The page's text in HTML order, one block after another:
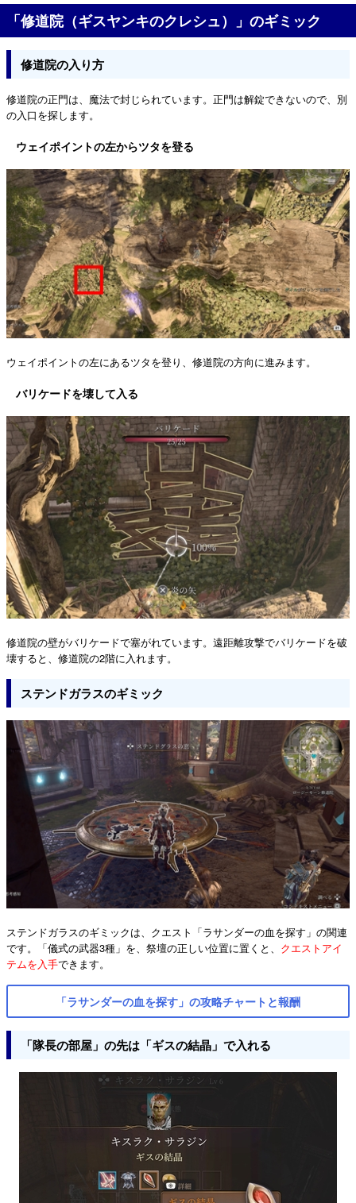
「修道院（ギスヤンキのクレシュ）」のギミック
修道院の入り方
修道院の正門は、魔法で封じられています。正門は解錠できないので、別
の入口を探します。
ウェイポイントの左からツタを登る
ウェイポイントの左にあるツタを登り、修道院の方向に進みます。
バリケードを壊して入る
修道院の壁がバリケードで塞がれています。遠距離攻撃でバリケードを破
壊すると、修道院の2階に入れます。
ステンドガラスのギミック
ステンドガラスのギミックは、クエスト「ラサンダーの血を探す」の関連
です。「儀式の武器3種」を、祭壇の正しい位置に置くと、 クエストアイ
テムを入手できます。
「ラサンダーの血を探す」の攻略チャートと報酬
「隊長の部屋」の先は「ギスの結晶」で入れる